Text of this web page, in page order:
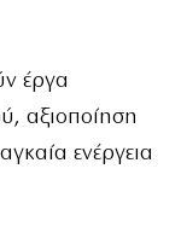
έργα
αξιοποίηση
ενέργεια